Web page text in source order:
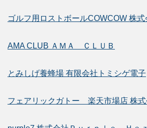
ゴルフ用ロストボールCOWCOW 株
AMA CLUB ＡＭＡ ＣＬＵＢ
とみしげ養蜂場 有限会社トミシゲ電子
フェアリックガトー 楽天市場店 株式